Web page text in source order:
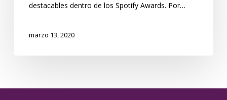
destacables dentro de los Spotify Awards. Por…
marzo 13, 2020